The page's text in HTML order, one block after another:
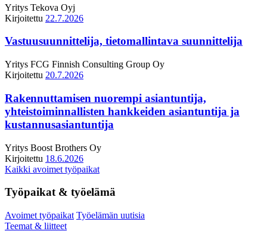
Yritys Tekova Oyj
Kirjoitettu 22.7.2026
Vastuusuunnittelija, tietomallintava suunnittelija
Yritys FCG Finnish Consulting Group Oy
Kirjoitettu 20.7.2026
Rakennuttamisen nuorempi asiantuntija,
yhteistoiminnallisten hankkeiden asiantuntija ja
kustannusasiantuntija
Yritys Boost Brothers Oy
Kirjoitettu 18.6.2026
Kaikki avoimet työpaikat
Työpaikat & työelämä
Avoimet työpaikat Työelämän uutisia
Teemat & liitteet